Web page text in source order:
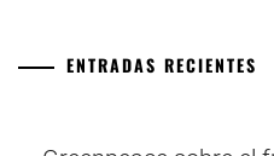
ENTRADAS RECIENTES